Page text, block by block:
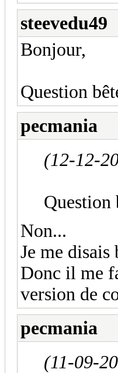
steevedu49
Bonjour,
Question
pecmania
(12-12-
Question
Non...
Je me
Donc il me
version de
pecmania
(11-09-